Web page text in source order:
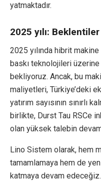
yatmaktadır.
2025 yılı:
2025 yılında hibrit
baskı teknolojileri üzerine
bekliyoruz. Ancak, bu
maliyetleri, Türkiye’deki
yatırım sayısının sınırlı
birlikte, Durst Tau RSCe
olan yüksek talebin
Lino Sistem olarak, hem
tamamlamaya hem de
katmaya devam